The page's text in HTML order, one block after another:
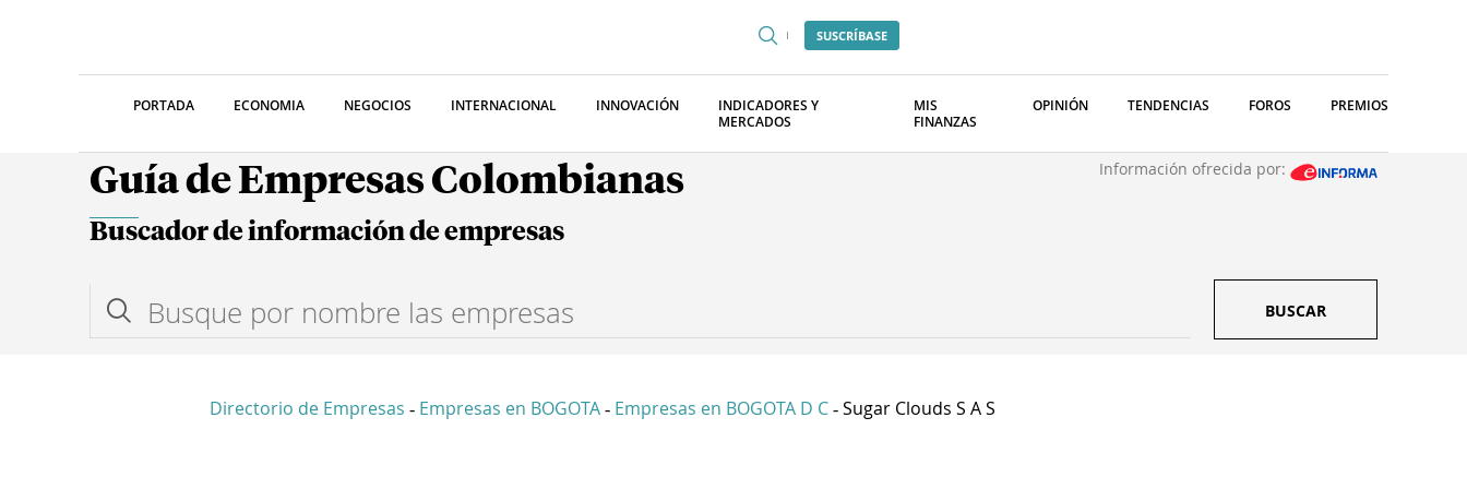
SUSCRÍBASE
PORTADA ECONOMIA NEGOCIOS INTERNACIONAL INNOVACIÓN
INDICADORES Y
MERCADOS
MIS
FINANZAS
OPINIÓN TENDENCIAS FOROS PREMIOS
Guía de Empresas Colombianas Información ofrecida por:
Buscador de información de empresas
BUSCAR
Directorio de Empresas - Empresas en BOGOTA - Empresas en BOGOTA D C - Sugar Clouds S A S